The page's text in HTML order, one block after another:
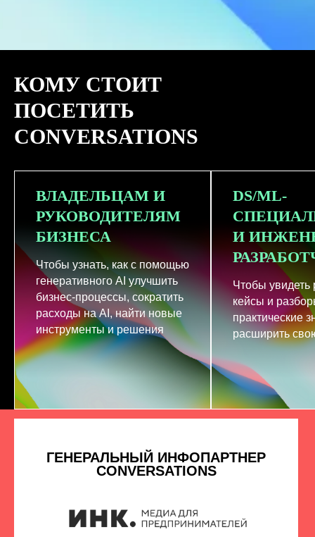
КОМУ СТОИТ
ПОСЕТИТЬ
CONVERSATIONS
ВЛАДЕЛЬЦАМ И
РУКОВОДИТЕЛЯМ
БИЗНЕСА
Чтобы узнать, как с помощью
генеративного AI улучшить
бизнес-процессы, сократить
расходы на AI, найти новые
инструменты и решения
DS/ML-
И
Чтобы увидеть
кейсы и
практические
расширить